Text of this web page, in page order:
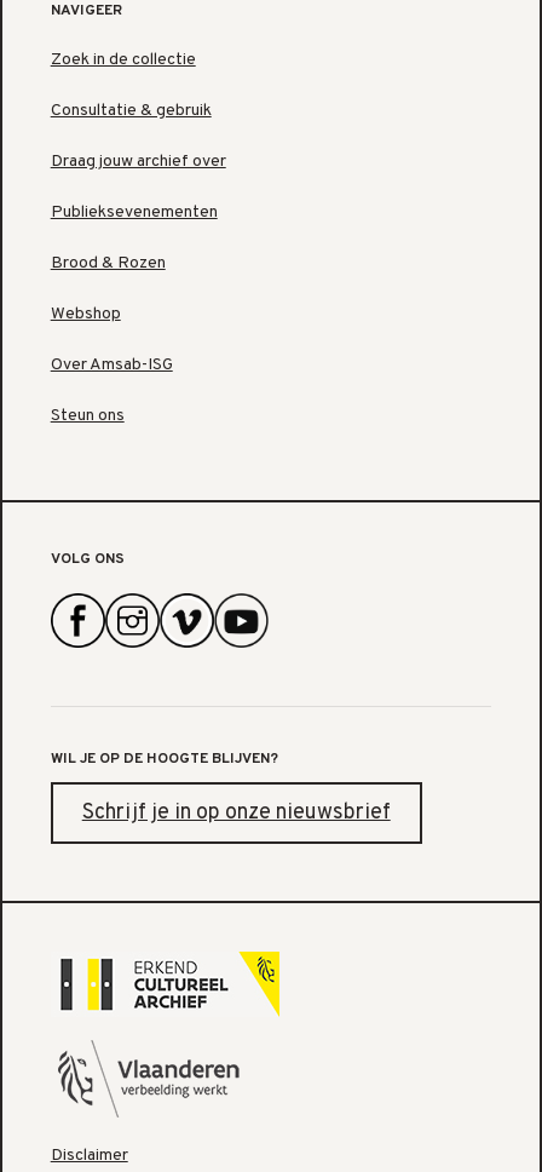
NAVIGEER
Zoek in de collectie
Consultatie & gebruik
Draag jouw archief over
Publieksevenementen
Brood & Rozen
Webshop
Over Amsab-ISG
Steun ons
VOLG ONS
WIL JE OP DE HOOGTE BLIJVEN?
Schrijf je in op onze nieuwsbrief
Disclaimer